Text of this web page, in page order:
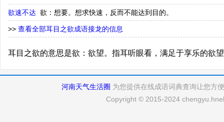
欲速不达 欲：想要。想求快速，反而不能达到目的。
>> 查看全部耳目之欲成语接龙的信息
耳目之欲的意思是欲：欲望。指耳听眼看，满足于享乐的欲望
河南天气生活圈 为您提供在线成语词典查询让您方
Copyright © 2015-2024